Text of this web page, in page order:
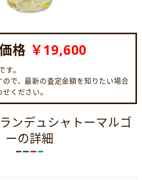
格 ￥19,600
。
で、最新の査定金額を知りたい場合
ください。
ンデュシャトーマルゴ
ーの詳細